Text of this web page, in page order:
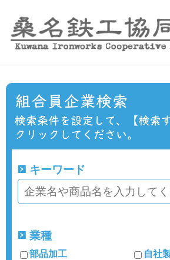
キーワード
業種
部品加工 自社